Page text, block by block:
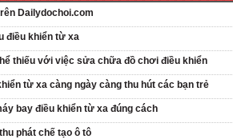
Dailydochoi.com
điều khiển từ xa
thiếu với việc sửa chữa đồ chơi điều khiển
từ xa càng ngày càng thu hút các bạn trẻ
bay điều khiển từ xa đúng cách
phát chế tạo ô tô